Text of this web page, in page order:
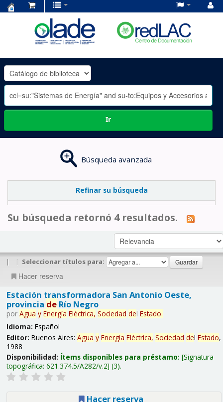
OLADE
-
Ir
Búsqueda avanzada
Refinar su búsqueda
Su búsqueda retornó 4 resultados.
| | Seleccionar títulos para:
Hacer reserva
Estación transformadora San Antonio Oeste,
provincia deRío Negro
por Agua y Energía Eléctrica, Sociedad del Estado.
Idioma: Español
Editor: Buenos Aires: Agua y Energía Eléctrica, Sociedad del Estado,
1988
Disponibilidad: Ítems disponibles para préstamo: Signatura
topográfica: 621.374.5/A282/v.2 (3).
Hacer reserva